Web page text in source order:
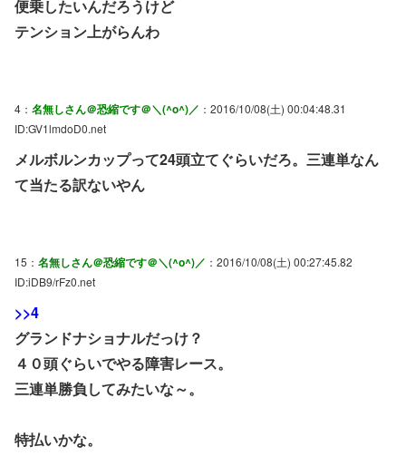
便乗したいんだろうけど
テンション上がらんわ
4： 名無しさん＠恐縮です＠＼(^o^)／ ：2016/10/08(土) 00:04:48.31
ID:GV1lmdoD0.net
メルボルンカップって24頭立てぐらいだろ。三連単なん
て当たる訳ないやん
15： 名無しさん＠恐縮です＠＼(^o^)／ ：2016/10/08(土) 00:27:45.82
ID:iDB9/rFz0.net
>>4
グランドナショナルだっけ？
４０頭ぐらいでやる障害レース。
三連単勝負してみたいな～。
特払いかな。